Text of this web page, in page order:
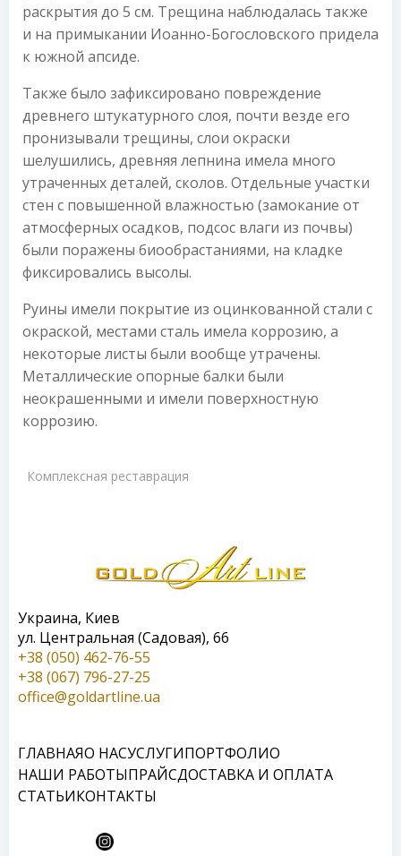
раскрытия до 5 см. Трещина наблюдалась также
и на примыкании Иоанно-Богословского придела
к южной апсиде.
Также было зафиксировано повреждение
древнего штукатурного слоя, почти везде его
пронизывали трещины, слои окраски
шелушились, древняя лепнина имела много
утраченных деталей, сколов. Отдельные участки
стен с повышенной влажностью (замокание от
атмосферных осадков, подсос влаги из почвы)
были поражены биообрастаниями, на кладке
фиксировались высолы.
Руины имели покрытие из оцинкованной стали с
окраской, местами сталь имела коррозию, а
некоторые листы были вообще утрачены.
Металлические опорные балки были
неокрашенными и имели поверхностную
коррозию.
Комплексная реставрация
Украина, Киев
ул. Центральная (Садовая), 66
+38 (050) 462-76-55
+38 (067) 796-27-25
office@goldartline.ua
ГЛАВНАЯО НАСУСЛУГИПОРТФОЛИО
НАШИ РАБОТЫПРАЙСДОСТАВКА И ОПЛАТА
СТАТЬИКОНТАКТЫ